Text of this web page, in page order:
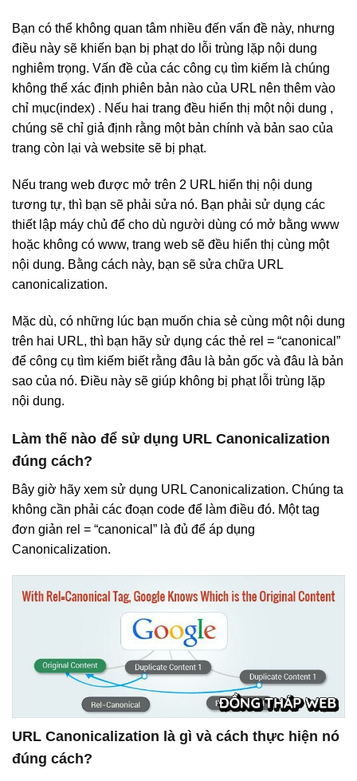
Bạn có thể không quan tâm nhiều đến vấn đề này, nhưng
điều này sẽ khiến bạn bị phạt do lỗi trùng lặp nội dung
nghiêm trọng. Vấn đề của các công cụ tìm kiếm là chúng
không thể xác định phiên bản nào của URL nên thêm vào
chỉ mục(index) . Nếu hai trang đều hiển thị một nội dung ,
chúng sẽ chỉ giả định rằng một bản chính và bản sao của
trang còn lại và website sẽ bị phạt.
Nếu trang web được mở trên 2 URL hiển thị nội dung
tương tự, thì bạn sẽ phải sửa nó. Bạn phải sử dụng các
thiết lập máy chủ để cho dù người dùng có mở bằng www
hoặc không có www, trang web sẽ đều hiển thị cùng một
nội dung. Bằng cách này, bạn sẽ sửa chữa URL
canonicalization.
Mặc dù, có những lúc bạn muốn chia sẻ cùng một nội dung
trên hai URL, thì bạn hãy sử dụng các thẻ rel = “canonical”
để công cụ tìm kiếm biết rằng đâu là bản gốc và đâu là bản
sao của nó. Điều này sẽ giúp không bị phạt lỗi trùng lặp
nội dung.
Làm thế nào để sử dụng URL Canonicalization
đúng cách?
Bây giờ hãy xem sử dụng URL Canonicalization. Chúng ta
không cần phải các đoạn code để làm điều đó. Một tag
đơn giản rel = “canonical” là đủ để áp dụng
Canonicalization.
URL Canonicalization là gì và cách thực hiện nó
đúng cách?